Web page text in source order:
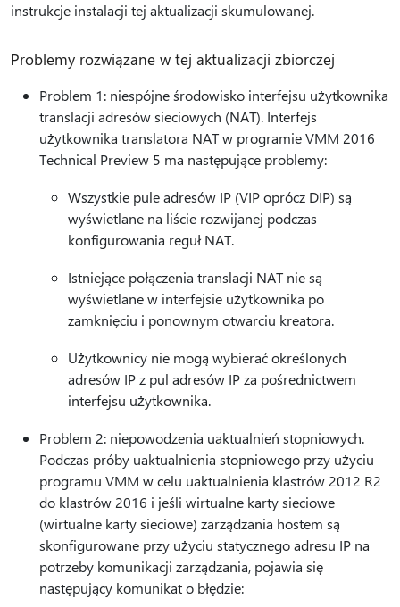
instrukcje instalacji tej aktualizacji skumulowanej.
Problemy rozwiązane w tej aktualizacji zbiorczej
Problem 1: niespójne środowisko interfejsu użytkownika
translacji adresów sieciowych (NAT). Interfejs
użytkownika translatora NAT w programie VMM 2016
Technical Preview 5 ma następujące problemy:
Wszystkie pule adresów IP (VIP oprócz DIP) są
wyświetlane na liście rozwijanej podczas
konfigurowania reguł NAT.
Istniejące połączenia translacji NAT nie są
wyświetlane w interfejsie użytkownika po
zamknięciu i ponownym otwarciu kreatora.
Użytkownicy nie mogą wybierać określonych
adresów IP z pul adresów IP za pośrednictwem
interfejsu użytkownika.
Problem 2: niepowodzenia uaktualnień stopniowych.
Podczas próby uaktualnienia stopniowego przy użyciu
programu VMM w celu uaktualnienia klastrów 2012 R2
do klastrów 2016 i jeśli wirtualne karty sieciowe
(wirtualne karty sieciowe) zarządzania hostem są
skonfigurowane przy użyciu statycznego adresu IP na
potrzeby komunikacji zarządzania, pojawia się
następujący komunikat o błędzie: